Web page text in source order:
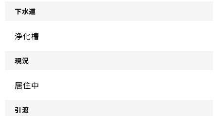
下水道
浄化槽
現況
居住中
引渡